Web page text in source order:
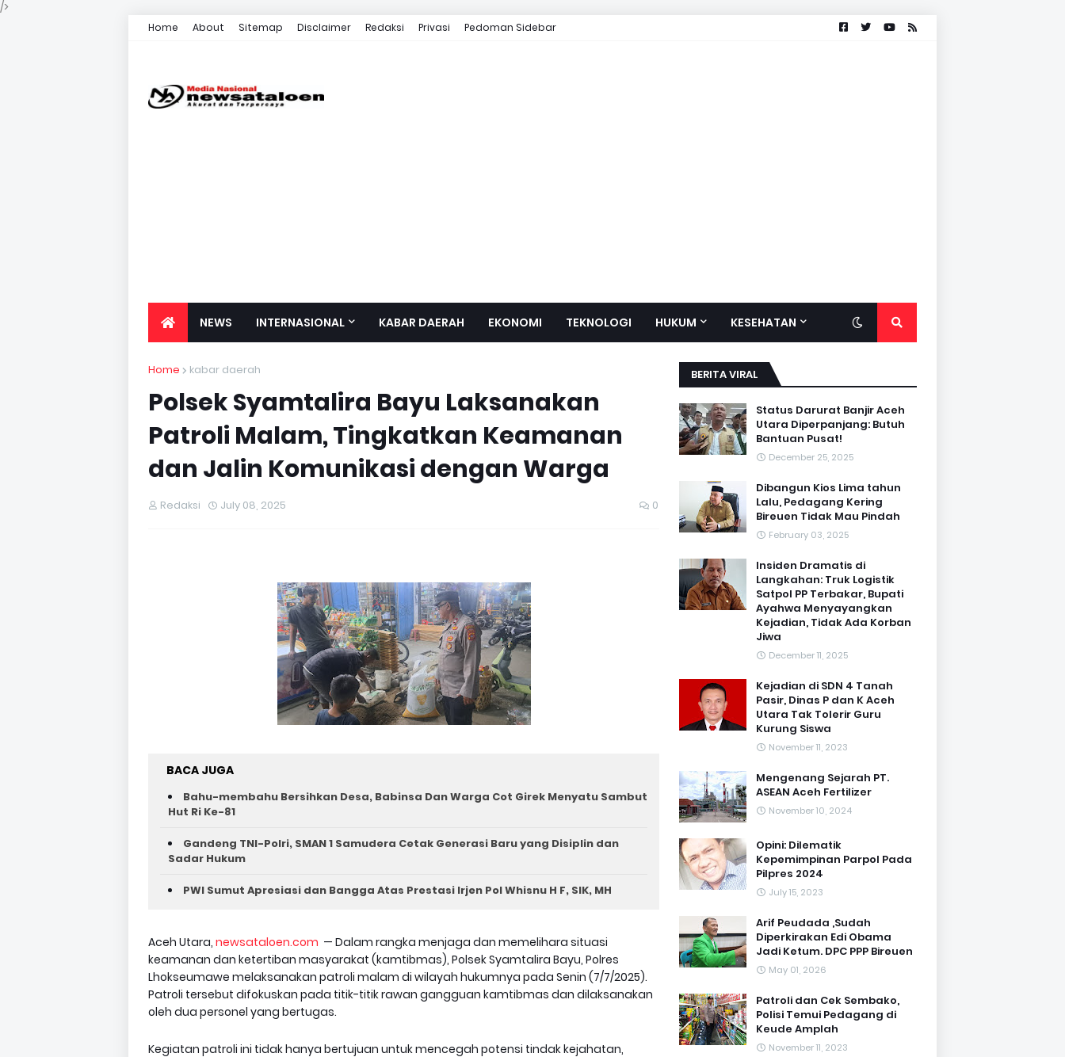
/>
Home About Sitemap Disclaimer Redaksi Privasi Pedoman Sidebar
NEWS INTERNASIONAL KABAR DAERAH EKONOMI TEKNOLOGI HUKUM KESEHATAN
Home kabar daerah
Polsek Syamtalira Bayu Laksanakan
Patroli Malam, Tingkatkan Keamanan
dan Jalin Komunikasi dengan Warga
Redaksi July 08, 2025 0
BACA JUGA
Bahu-membahu Bersihkan Desa, Babinsa Dan Warga Cot Girek Menyatu Sambut
Hut Ri Ke-81 ‎
Gandeng TNI-Polri, SMAN 1 Samudera Cetak Generasi Baru yang Disiplin dan
Sadar Hukum
PWI Sumut Apresiasi dan Bangga Atas Prestasi Irjen Pol Whisnu H F, SIK, MH
Aceh Utara, newsataloen.com — Dalam rangka menjaga dan memelihara situasi
keamanan dan ketertiban masyarakat (kamtibmas), Polsek Syamtalira Bayu, Polres
Lhokseumawe melaksanakan patroli malam di wilayah hukumnya pada Senin (7/7/2025).
Patroli tersebut difokuskan pada titik-titik rawan gangguan kamtibmas dan dilaksanakan
oleh dua personel yang bertugas.
Kegiatan patroli ini tidak hanya bertujuan untuk mencegah potensi tindak kejahatan,
BERITA VIRAL
Status Darurat Banjir Aceh
Utara Diperpanjang: Butuh
Bantuan Pusat!
December 25, 2025
Dibangun Kios Lima tahun
Lalu, Pedagang Kering
Bireuen Tidak Mau Pindah
February 03, 2025
Insiden Dramatis di
Langkahan: Truk Logistik
Satpol PP Terbakar, Bupati
Ayahwa Menyayangkan
Kejadian, Tidak Ada Korban
Jiwa
December 11, 2025
Kejadian di SDN 4 Tanah
Pasir, Dinas P dan K Aceh
Utara Tak Tolerir Guru
Kurung Siswa
November 11, 2023
Mengenang Sejarah PT.
ASEAN Aceh Fertilizer
November 10, 2024
Opini: Dilematik
Kepemimpinan Parpol Pada
Pilpres 2024
July 15, 2023
Arif Peudada ,Sudah
Diperkirakan Edi Obama
Jadi Ketum. DPC PPP Bireuen
May 01, 2026
Patroli dan Cek Sembako,
Polisi Temui Pedagang di
Keude Amplah
November 11, 2023